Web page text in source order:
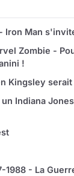
Iron Man
Zombie -
!
Kingsley
Indiana
1988 - La